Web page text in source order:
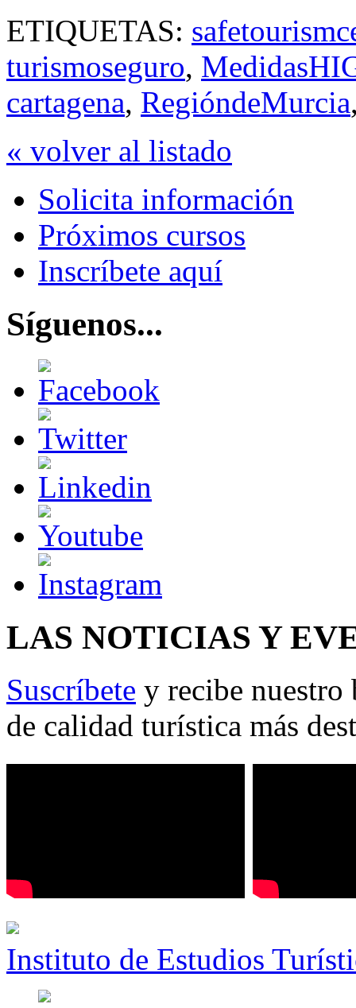
ETIQUETAS:
turismoseguro,
cartagena, RegióndeMurcia
« volver al listado
Solicita información
Próximos cursos
Inscríbete aquí
Síguenos...
LAS NOTICIAS Y
Suscríbete y recibe nuestro
de calidad turística más
Instituto de Estudios